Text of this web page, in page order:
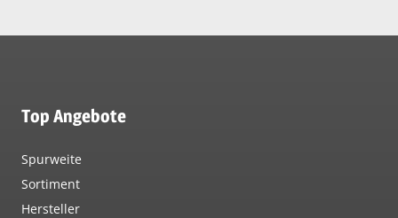
Top Angebote
Spurweite
Sortiment
Hersteller